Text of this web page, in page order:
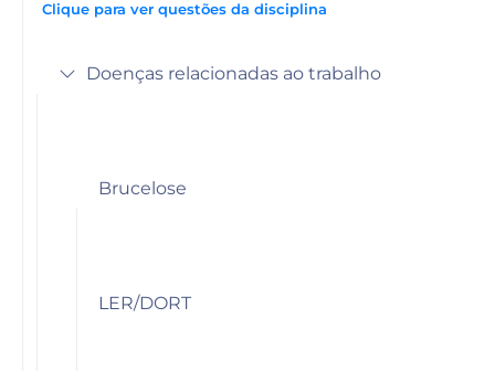
Clique para ver questões da disciplina
Doenças relacionadas ao trabalho
Brucelose
LER/DORT